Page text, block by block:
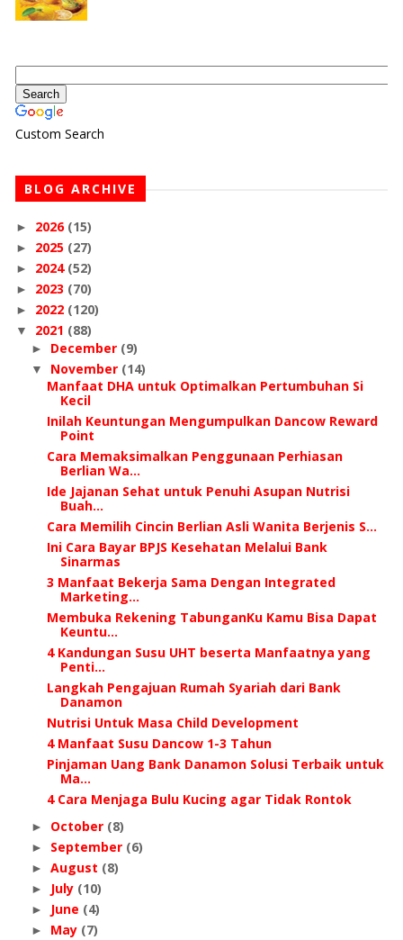
Custom Search
BLOG ARCHIVE
► 2026 (15)
► 2025 (27)
► 2024 (52)
► 2023 (70)
► 2022 (120)
▼ 2021 (88)
► December (9)
▼ November (14)
Manfaat DHA untuk Optimalkan Pertumbuhan Si
Kecil
Inilah Keuntungan Mengumpulkan Dancow Reward
Point
Cara Memaksimalkan Penggunaan Perhiasan
Berlian Wa...
Ide Jajanan Sehat untuk Penuhi Asupan Nutrisi
Buah...
Cara Memilih Cincin Berlian Asli Wanita Berjenis S...
Ini Cara Bayar BPJS Kesehatan Melalui Bank
Sinarmas
3 Manfaat Bekerja Sama Dengan Integrated
Marketing...
Membuka Rekening TabunganKu Kamu Bisa Dapat
Keuntu...
4 Kandungan Susu UHT beserta Manfaatnya yang
Penti...
Langkah Pengajuan Rumah Syariah dari Bank
Danamon
Nutrisi Untuk Masa Child Development
4 Manfaat Susu Dancow 1-3 Tahun
Pinjaman Uang Bank Danamon Solusi Terbaik untuk
Ma...
4 Cara Menjaga Bulu Kucing agar Tidak Rontok
► October (8)
► September (6)
► August (8)
► July (10)
► June (4)
► May (7)